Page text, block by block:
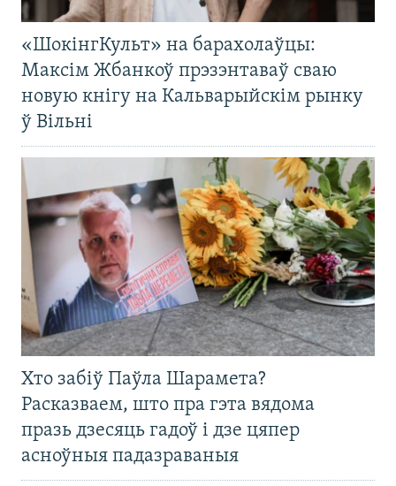
«ШокінгКульт» на барахолаўцы:
Максім Жбанкоў прэзэнтаваў сваю
новую кнігу на Кальварыйскім рынку
ў Вільні
Хто забіў Паўла Шарамета?
Расказваем, што пра гэта вядома
празь дзесяць гадоў і дзе цяпер
асноўныя падазраваныя